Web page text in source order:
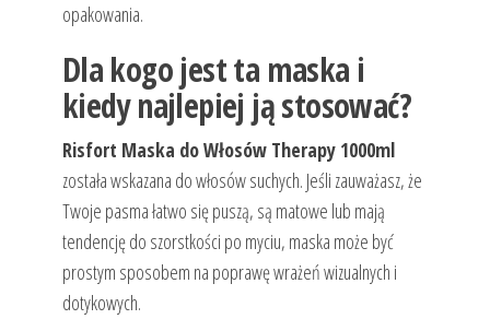
opakowania.
Dla kogo jest ta maska i
kiedy najlepiej ją stosować?
Risfort Maska do Włosów Therapy 1000ml
została wskazana do włosów suchych. Jeśli zauważasz, że
Twoje pasma łatwo się puszą, są matowe lub mają
tendencję do szorstkości po myciu, maska może być
prostym sposobem na poprawę wrażeń wizualnych i
dotykowych.